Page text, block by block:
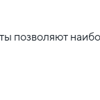
позволяют